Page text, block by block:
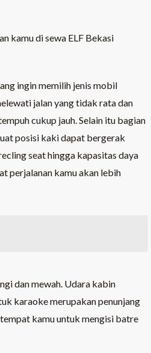
kamu di sewa ELF Bekasi
ingin memilih jenis mobil
jalan yang tidak rata dan
cukup jauh. Selain itu bagian
posisi kaki dapat bergerak
seat hingga kapasitas daya
perjalanan kamu akan lebih
dan mewah. Udara kabin
karaoke merupakan penunjang
kamu untuk mengisi batre